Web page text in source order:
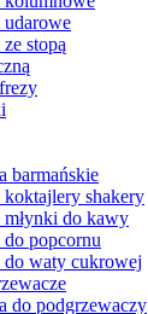
stopą
barmańskie
shakery
młynki do kawy
popcornu
do waty cukrowej
do podgrzewaczy